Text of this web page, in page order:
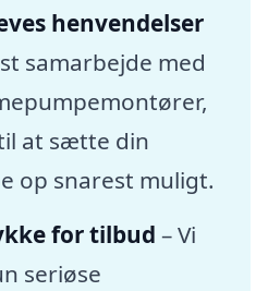
henvendelser
samarbejde med
at sætte din
op snarest muligt.
for tilbud – Vi
seriøse